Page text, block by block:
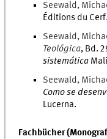
Seewald,
Éditions du Cerf.
Seewald,
Teológica, Bd.
sistemática
Seewald,
Como se
Lucerna.
Fachbücher